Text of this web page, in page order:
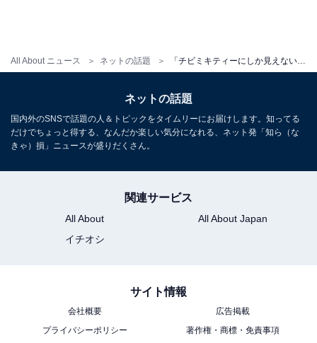
All About ニュース ネットの話題
ネットの話題
国内外のSNSで話題の人＆トピックをタイムリーにお届けします。知ってる
だけでちょっと得する、なんだか楽しい気分になれる、ネット発「知ら（な
きゃ）損」ニュースが盛りだくさん。
関連サービス
All About
All About Japan
イチオシ
サイト情報
会社概要
広告掲載
プライバシーポリシー
著作権・商標・免責事項